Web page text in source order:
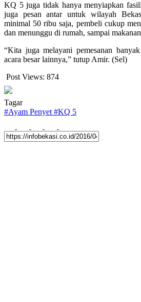
KQ 5 juga tidak hanya menyiapkan
juga pesan antar untuk wilayah
minimal 50 ribu saja, pembeli cukup
dan menunggu di rumah, sampai
“Kita juga melayani pemesanan
acara besar lainnya,” tutup Amir. (Sel)
Post Views: 874
Tagar
#Ayam Penyet#KQ 5